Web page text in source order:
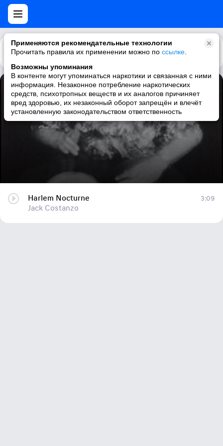
Применяются рекомендательные технологии
Прочитать правила их применении можно по ссылке
Возможны упоминания
В контенте могут упоминаться наркотики и связанная с ними
информация. Незаконное потребление наркотических
средств, психотропных веществ и их аналогов причиняет
вред здоровью, их незаконный оборот запрещён и влечёт
установленную законодательством ответственность
Каталог Рекомендации
Harlem Nocturne
Jack Costanzo
Harlem Nocturne
Jack Costanzo
3:09